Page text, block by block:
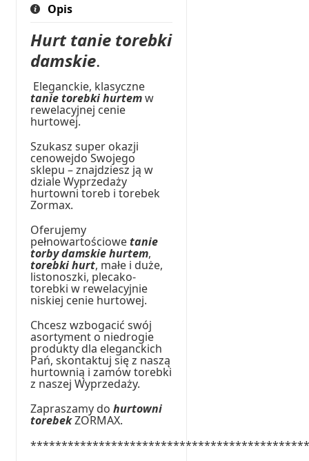
Opis
Hurt tanie torebki
damskie.
Eleganckie, klasyczne
tanie torebki hurtemw
rewelacyjnej cenie
hurtowej.
Szukasz super okazji
cenowejdo Swojego
sklepu – znajdziesz ją w
dziale Wyprzedaży
hurtowni toreb i torebek
Zormax.
Oferujemy
pełnowartościowetanie
torby damskie hurtem,
torebki hurt, małe i duże,
listonoszki, plecako-
torebki w rewelacyjnie
niskiej cenie hurtowej.
Chcesz wzbogacić swój
asortyment o niedrogie
produkty dla eleganckich
Pań, skontaktuj się z naszą
hurtownią i zamów torebki
z naszej Wyprzedaży.
Zapraszamy dohurtowni
torebekZORMAX.